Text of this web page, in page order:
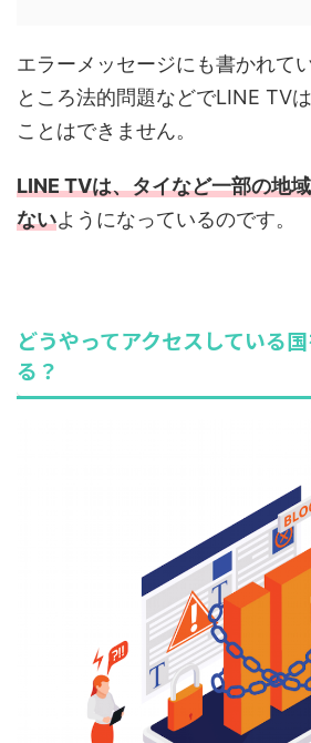
エラーメッセージにも書かれて
ところ法的問題などでLINE TV
ことはできません。
LINE TVは、タイなど一部の地
ないようになっているのです。
どうやってアクセスしている
る？